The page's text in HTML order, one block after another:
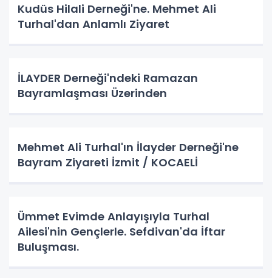
Kudüs Hilali Derneği'ne. Mehmet Ali
Turhal'dan Anlamlı Ziyaret
İLAYDER Derneği'ndeki Ramazan
Bayramlaşması Üzerinden
Mehmet Ali Turhal'ın İlayder Derneği'ne
Bayram Ziyareti İzmit / KOCAELİ
Ümmet Evimde Anlayışıyla Turhal
Ailesi'nin Gençlerle. Sefdivan'da İftar
Buluşması.